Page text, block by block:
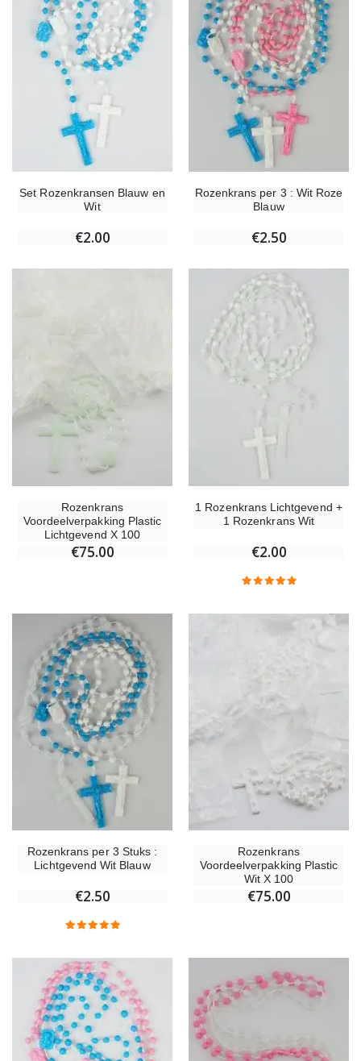
Set Rozenkransen Blauw en
Wit
€2.00
Rozenkrans per 3 : Wit Roze
Blauw
€2.50
Rozenkrans
Voordeelverpakking Plastic
Lichtgevend X 100
€75.00
1 Rozenkrans Lichtgevend +
1 Rozenkrans Wit
€2.00
Rozenkrans per 3 Stuks :
Lichtgevend Wit Blauw
€2.50
Rozenkrans
Voordeelverpakking Plastic
Wit X 100
€75.00